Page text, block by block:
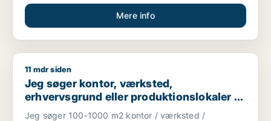
Mere info
Jeg søger kontor, værksted, erhvervsgrund eller
11 mdr siden
Jeg søger kontor, værksted,
erhvervsgrund eller produktionslokaler til
salg i Storkøbenhavn
Jeg søger 100-1000 m2 kontor / værksted /